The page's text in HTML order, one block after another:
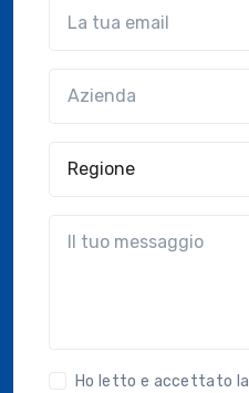
Ho letto e accettato la